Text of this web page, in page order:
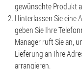
gewünschte Produkt
Hinterlassen Sie eine
geben Sie Ihre
Manager ruft Sie an,
Lieferung an Ihre
arrangieren.